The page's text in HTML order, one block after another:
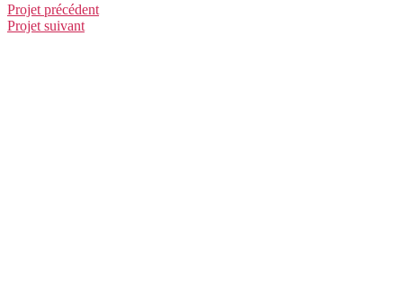
Projet précédent
Projet suivant